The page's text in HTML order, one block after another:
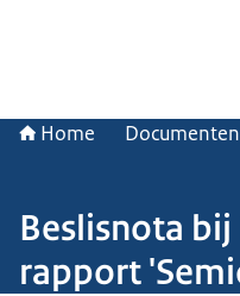
Home Documenten
Beslisnota
rapport